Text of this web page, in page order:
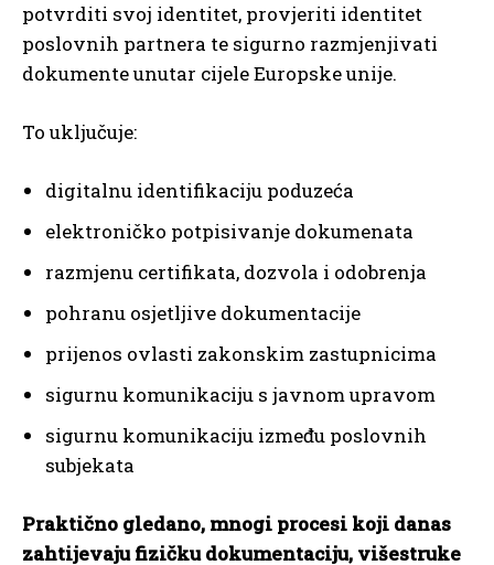
potvrditi svoj identitet, provjeriti identitet
poslovnih partnera te sigurno razmjenjivati
dokumente unutar cijele Europske unije.
To uključuje:
digitalnu identifikaciju poduzeća
elektroničko potpisivanje dokumenata
razmjenu certifikata, dozvola i odobrenja
pohranu osjetljive dokumentacije
prijenos ovlasti zakonskim zastupnicima
sigurnu komunikaciju s javnom upravom
sigurnu komunikaciju između poslovnih
subjekata
Praktično gledano, mnogi procesi koji danas
zahtijevaju fizičku dokumentaciju, višestruke